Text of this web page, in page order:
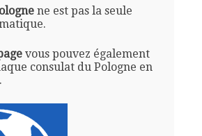
ne est pas la seule
vous pouvez également
consulat du Pologne en